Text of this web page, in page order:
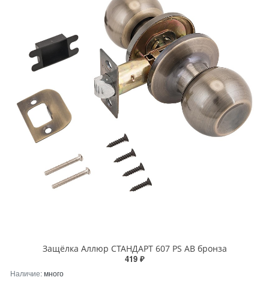
Защёлка Аллюр СТАНДАРТ 607 PS AB бронза
419 ₽
Наличие:много